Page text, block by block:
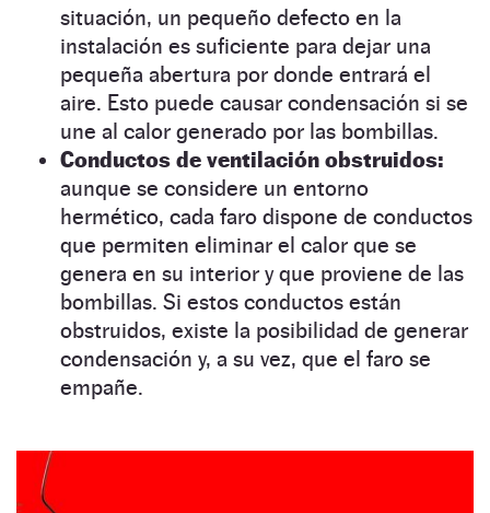
situación, un pequeño defecto en la
instalación es suficiente para dejar una
pequeña abertura por donde entrará el
aire. Esto puede causar condensación si se
une al calor generado por las bombillas.
Conductos de ventilación obstruidos:
aunque se considere un entorno
hermético, cada faro dispone de conductos
que permiten eliminar el calor que se
genera en su interior y que proviene de las
bombillas. Si estos conductos están
obstruidos, existe la posibilidad de generar
condensación y, a su vez, que el faro se
empañe.